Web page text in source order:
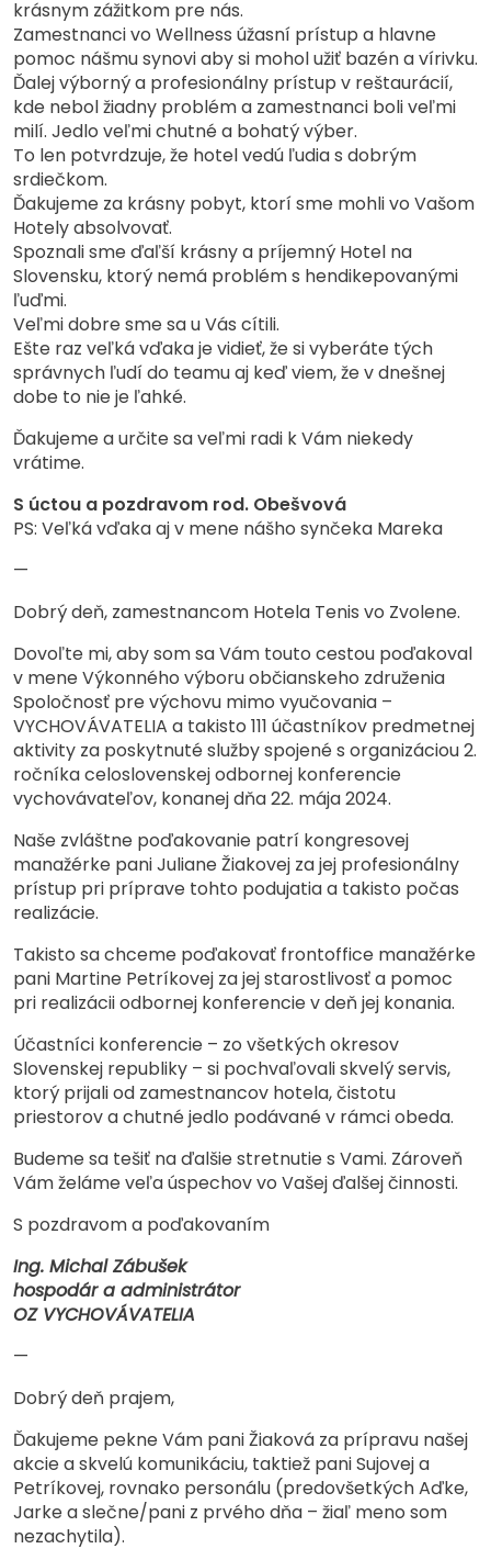
krásnym zážitkom pre nás.
Zamestnanci vo Wellness úžasní prístup a hlavne
pomoc nášmu synovi aby si mohol užiť bazén a vírivku.
Ďalej výborný a profesionálny prístup v reštaurácií,
kde nebol žiadny problém a zamestnanci boli veľmi
milí. Jedlo veľmi chutné a bohatý výber.
To len potvrdzuje, že hotel vedú ľudia s dobrým
srdiečkom.
Ďakujeme za krásny pobyt, ktorí sme mohli vo Vašom
Hotely absolvovať.
Spoznali sme ďaľší krásny a príjemný Hotel na
Slovensku, ktorý nemá problém s hendikepovanými
ľuďmi.
Veľmi dobre sme sa u Vás cítili.
Ešte raz veľká vďaka je vidieť, že si vyberáte tých
správnych ľudí do teamu aj keď viem, že v dnešnej
dobe to nie je ľahké.
Ďakujeme a určite sa veľmi radi k Vám niekedy
vrátime.
S úctou a pozdravom rod. Obešvová
PS: Veľká vďaka aj v mene nášho synčeka Mareka
—
Dobrý deň, zamestnancom Hotela Tenis vo Zvolene.
Dovoľte mi, aby som sa Vám touto cestou poďakoval
v mene Výkonného výboru občianskeho združenia
Spoločnosť pre výchovu mimo vyučovania –
VYCHOVÁVATELIA a takisto 111 účastníkov predmetnej
aktivity za poskytnuté služby spojené s organizáciou 2.
ročníka celoslovenskej odbornej konferencie
vychovávateľov, konanej dňa 22. mája 2024.
Naše zvláštne poďakovanie patrí kongresovej
manažérke pani Juliane Žiakovej za jej profesionálny
prístup pri príprave tohto podujatia a takisto počas
realizácie.
Takisto sa chceme poďakovať frontoffice manažérke
pani Martine Petríkovej za jej starostlivosť a pomoc
pri realizácii odbornej konferencie v deň jej konania.
Účastníci konferencie – zo všetkých okresov
Slovenskej republiky – si pochvaľovali skvelý servis,
ktorý prijali od zamestnancov hotela, čistotu
priestorov a chutné jedlo podávané v rámci obeda.
Budeme sa tešiť na ďalšie stretnutie s Vami. Zároveň
Vám želáme veľa úspechov vo Vašej ďalšej činnosti.
S pozdravom a poďakovaním
Ing. Michal Zábušek
hospodár a administrátor
OZ VYCHOVÁVATELIA
—
Dobrý deň prajem,
Ďakujeme pekne Vám pani Žiaková za prípravu našej
akcie a skvelú komunikáciu, taktiež pani Sujovej a
Petríkovej, rovnako personálu (predovšetkých Aďke,
Jarke a slečne/pani z prvého dňa – žiaľ meno som
nezachytila).